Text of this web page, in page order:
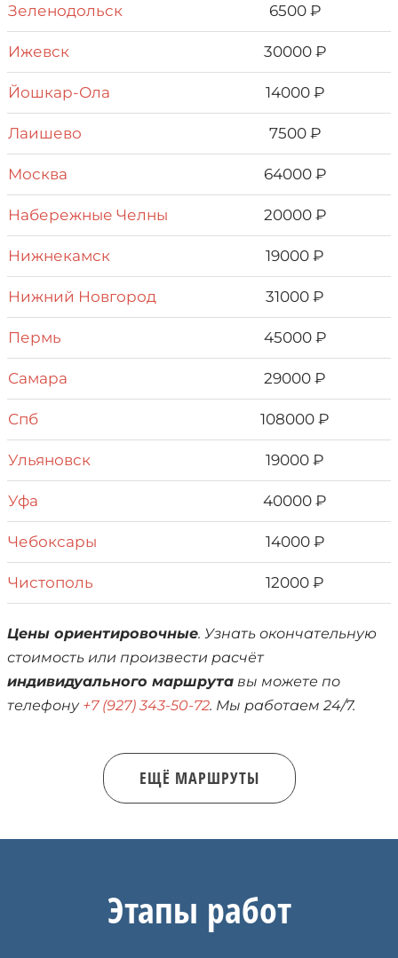
Зеленодольск 6500 ₽
Ижевск 30000 ₽
Йошкар-Ола 14000 ₽
Лаишево 7500 ₽
Москва 64000 ₽
Набережные Челны 20000 ₽
Нижнекамск 19000 ₽
Нижний Новгород 31000 ₽
Пермь 45000 ₽
Самара 29000 ₽
Спб 108000 ₽
Ульяновск 19000 ₽
Уфа 40000 ₽
Чебоксары 14000 ₽
Чистополь 12000 ₽
Цены ориентировочные. Узнать окончательную
стоимость или произвести расчёт
индивидуального маршрута вы можете по
телефону +7 (927) 343-50-72. Мы работаем 24/7.
ЕЩЁ МАРШРУТЫ
Этапы работ